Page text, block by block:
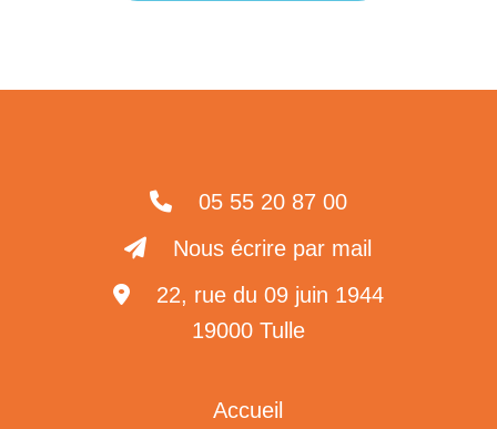
05 55 20 87 00
Nous écrire par mail
22, rue du 09 juin 1944
19000 Tulle
Accueil